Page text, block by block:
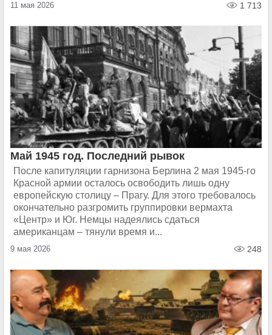
11 мая 2026 1 713
Май 1945 год. Последний рывок
После капитуляции гарнизона Берлина 2 мая 1945-го
Красной армии осталось освободить лишь одну
европейскую столицу – Прагу. Для этого требовалось
окончательно разгромить группировки вермахта
«Центр» и Юг. Немцы надеялись сдаться
американцам – тянули время и...
9 мая 2026 248